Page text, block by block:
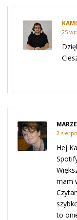
25
2
Hej
mam
to